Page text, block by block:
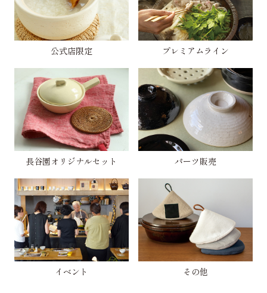
公式店限定 プレミアムライン
長谷園オリジナルセット パーツ販売
イベント その他